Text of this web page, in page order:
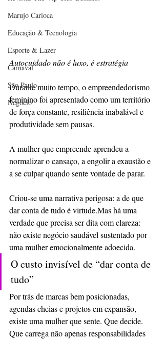
Marujo Carioca
Educação & Tecnologia
Esporte & Lazer
Carnaval
São Paulo
Negocio
Autocuidado não é luxo, é estratégia
Durante muito tempo, o empreendedorismo
feminino foi apresentado como um território
de força constante, resiliência inabalável e
produtividade sem pausas.
A mulher que empreende aprendeu a
normalizar o cansaço, a engolir a exaustão e
a se culpar quando sente vontade de parar.
Criou-se uma narrativa perigosa: a de que
dar conta de tudo é virtude.Mas há uma
verdade que precisa ser dita com clareza:
não existe negócio saudável sustentado por
uma mulher emocionalmente adoecida.
O custo invisível de “dar conta de
tudo”
Por trás de marcas bem posicionadas,
agendas cheias e projetos em expansão,
existe uma mulher que sente. Que decide.
Que carrega não apenas responsabilidades